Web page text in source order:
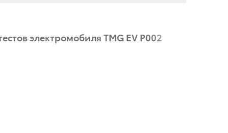
электромобиля TMG EV P002